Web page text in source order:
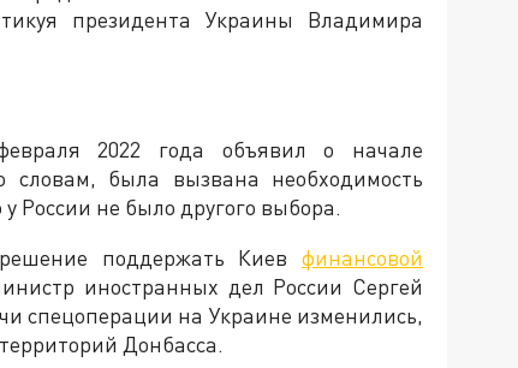
президента Украины Владимира
2022 года объявил о начале
словам, была вызвана необходимость
России не было другого выбора.
поддержать Киев финансовой
иностранных дел России Сергей
спецоперации на Украине изменились,
Донбасса.